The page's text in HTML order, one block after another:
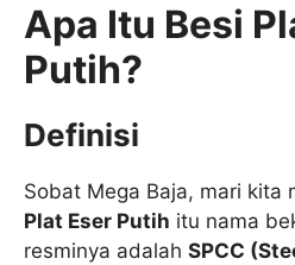
Apa Itu Besi
Putih?
Definisi
Sobat Mega Baja, mari kita
Plat Eser Putih itu nama
resminya adalah SPCC